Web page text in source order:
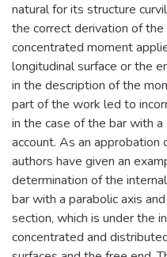
natural for its structure
the correct derivation of
concentrated moment
longitudinal surface or the
in the description of the
part of the work led to
in the case of the bar with
account. As an
authors have given an
determination of the
bar with a parabolic axis
section, which is under the
concentrated and